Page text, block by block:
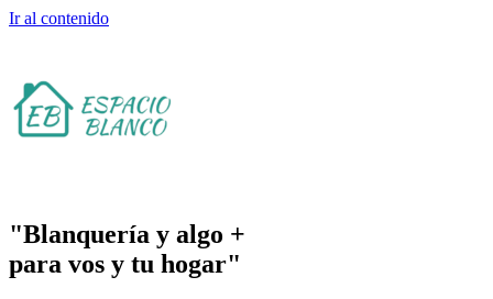
Ir al contenido
"Blanquería y algo +
para vos y tu hogar"